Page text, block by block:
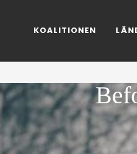
KOALITIONEN